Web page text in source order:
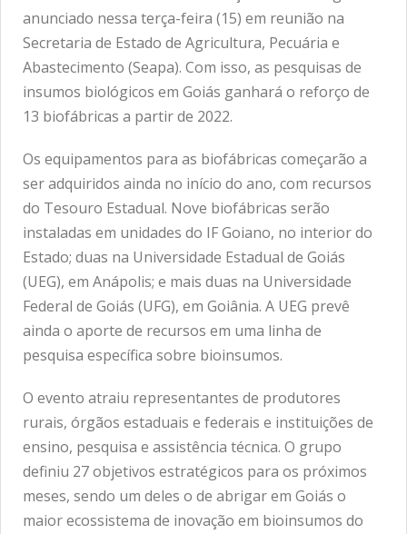
anunciado nessa terça-feira (15) em reunião na
Secretaria de Estado de Agricultura, Pecuária e
Abastecimento (Seapa). Com isso, as pesquisas de
insumos biológicos em Goiás ganhará o reforço de
13 biofábricas a partir de 2022.
Os equipamentos para as biofábricas começarão a
ser adquiridos ainda no início do ano, com recursos
do Tesouro Estadual. Nove biofábricas serão
instaladas em unidades do IF Goiano, no interior do
Estado; duas na Universidade Estadual de Goiás
(UEG), em Anápolis; e mais duas na Universidade
Federal de Goiás (UFG), em Goiânia. A UEG prevê
ainda o aporte de recursos em uma linha de
pesquisa específica sobre bioinsumos.
O evento atraiu representantes de produtores
rurais, órgãos estaduais e federais e instituições de
ensino, pesquisa e assistência técnica. O grupo
definiu 27 objetivos estratégicos para os próximos
meses, sendo um deles o de abrigar em Goiás o
maior ecossistema de inovação em bioinsumos do